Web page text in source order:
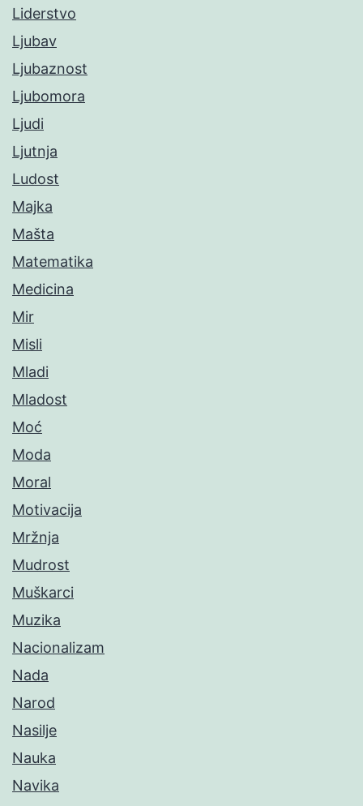
Liderstvo
Ljubav
Ljubaznost
Ljubomora
Ljudi
Ljutnja
Ludost
Majka
Mašta
Matematika
Medicina
Mir
Misli
Mladi
Mladost
Moć
Moda
Moral
Motivacija
Mržnja
Mudrost
Muškarci
Muzika
Nacionalizam
Nada
Narod
Nasilje
Nauka
Navika